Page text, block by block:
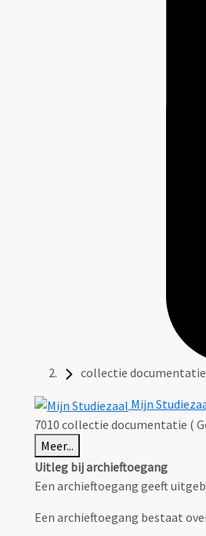
collectie documentatie
Mijn
7010 collectie documentatie (
Meer...
Uitleg bij archieftoegang
Een archieftoegang geeft
Een archieftoegang bestaat